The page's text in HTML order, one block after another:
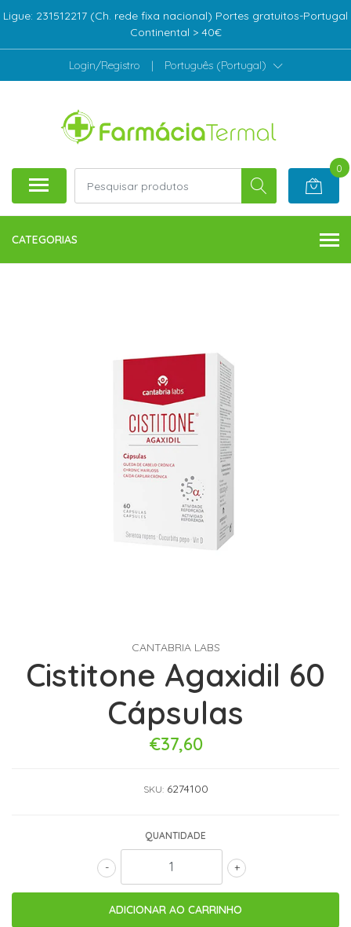
Ligue: 231512217 (Ch. rede fixa nacional) Portes gratuitos-Portugal
Continental > 40€
Login/Registro | Português (Portugal)
0
CATEGORIAS
CANTABRIA LABS
Cistitone Agaxidil 60
Cápsulas
€37,60
SKU: 6274100
QUANTIDADE
+
-